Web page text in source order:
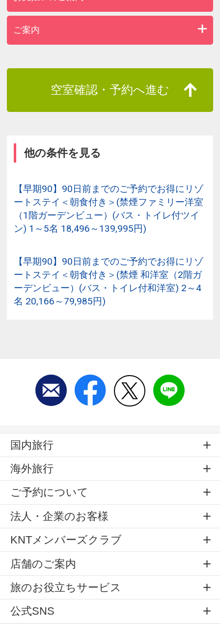
ご案内
空室確認・予約へ進む
他の条件を見る
【早期90】90日前までのご予約でお得にリゾ
ートステイ＜朝食付き＞(禁煙ファミリー洋室
（1階ガーデンビュー）(バス・トイレ付ツイ
ン) 1～5名 18,496～139,995円)
【早期90】90日前までのご予約でお得にリゾ
ートステイ＜朝食付き＞(禁煙 和洋室（2階ガ
ーデンビュー）(バス・トイレ付和洋室) 2～4
名 20,166～79,985円)
国内旅行
海外旅行
ご予約について
法人・企業のお客様
KNTメンバーズクラブ
店舗のご案内
旅のお役立ちサービス
公式SNS